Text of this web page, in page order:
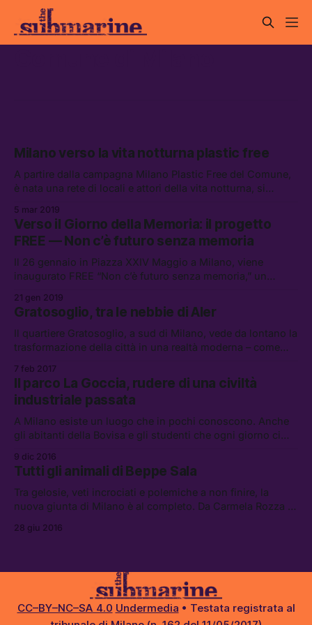
Milano verso la vita notturna plastic free
A partire dalla campagna Milano Plastic Free del Comune,
è nata una rete di locali e attori della vita notturna, si
5 mar 2019
Verso il Giorno della Memoria: il progetto
FREE — Non c’è futuro senza memoria
Il 26 gennaio in Piazza XXIV Maggio a Milano, viene
inaugurato FREE “Non c’è futuro senza memoria,” un
in maniera collettiva della memoria storica.
21 gen 2019
Gratosoglio, tra le nebbie di Aler
Il quartiere Gratosoglio, a sud di Milano, vede da lontano la
trasformazione della città in una realtà moderna – come
spesso complice di […]
7 feb 2017
Il parco La Goccia, rudere di una civiltà
industriale passata
A Milano esiste un luogo che in pochi conoscono. Anche
gli abitanti della Bovisa e gli studenti che ogni giorno ci
non sanno della sua esistenza.
9 dic 2016
Tutti gli animali di Beppe Sala
Tra gelosie, veti incrociati e polemiche a non finire, la
nuova giunta di Milano è al completo. Da Carmela Rozza a
fattoria di Palazzo Marino.
28 giu 2016
CC–BY–NC–SA 4.0 Undermedia • Testata registrata al